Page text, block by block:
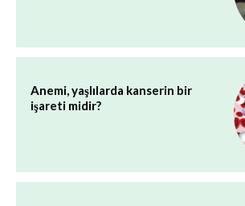
Anemi, yaşlılarda kanserin bir
işareti midir?